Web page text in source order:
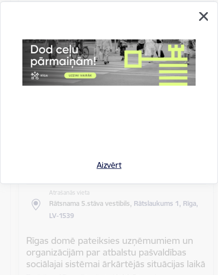
Aizvērt
Rīgas pilsētas pagaidu administrācijas
14.sēde (ārkārtas)
Sēdes darba kārtība: Grozījumi Rīgas domes 2016.
gada 19. aprīļa saistošajos noteikumos Nr. 198 "Par
Atrašanās vieta
Rātsnama 5.stāva vestibils, Rātslaukums 1, Rīga,
LV-1539
Rīgas domē pateiksies uzņēmumiem un
organizācijām par atbalstu pašvaldības
sociālajai sistēmai ārkārtējās situācijas laikā